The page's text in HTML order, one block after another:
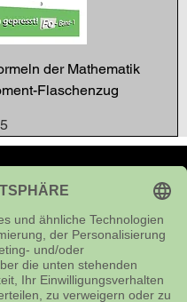
der Mathematik
Flaschenzug